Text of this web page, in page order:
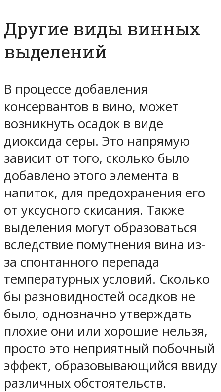
Другие виды винных
выделений
В процессе добавления
консервантов в вино, может
возникнуть осадок в виде
диоксида серы. Это напрямую
зависит от того, сколько было
добавлено этого элемента в
напиток, для предохранения его
от уксусного скисания. Также
выделения могут образоваться
вследствие помутнения вина из-
за спонтанного перепада
температурных условий. Сколько
бы разновидностей осадков не
было, однозначно утверждать
плохие они или хорошие нельзя,
просто это неприятный побочный
эффект, образовывающийся ввиду
различных обстоятельств.